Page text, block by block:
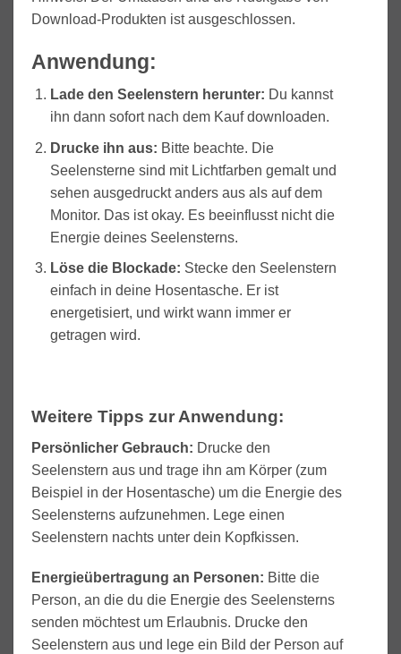
Download-Produkten ist ausgeschlossen.
Anwendung:
Lade den Seelenstern herunter: Du kannst
ihn dann sofort nach dem Kauf downloaden.
Drucke ihn aus: Bitte beachte. Die
Seelensterne sind mit Lichtfarben gemalt und
sehen ausgedruckt anders aus als auf dem
Monitor. Das ist okay. Es beeinflusst nicht die
Energie deines Seelensterns.
Löse die Blockade: Stecke den Seelenstern
einfach in deine Hosentasche. Er ist
energetisiert, und wirkt wann immer er
getragen wird.
Weitere Tipps zur Anwendung:
Persönlicher Gebrauch: Drucke den
Seelenstern aus und trage ihn am Körper (zum
Beispiel in der Hosentasche) um die Energie des
Seelensterns aufzunehmen. Lege einen
Seelenstern nachts unter dein Kopfkissen.
Energieübertragung an Personen: Bitte die
Person, an die du die Energie des Seelensterns
senden möchtest um Erlaubnis. Drucke den
Seelenstern aus und lege ein Bild der Person auf